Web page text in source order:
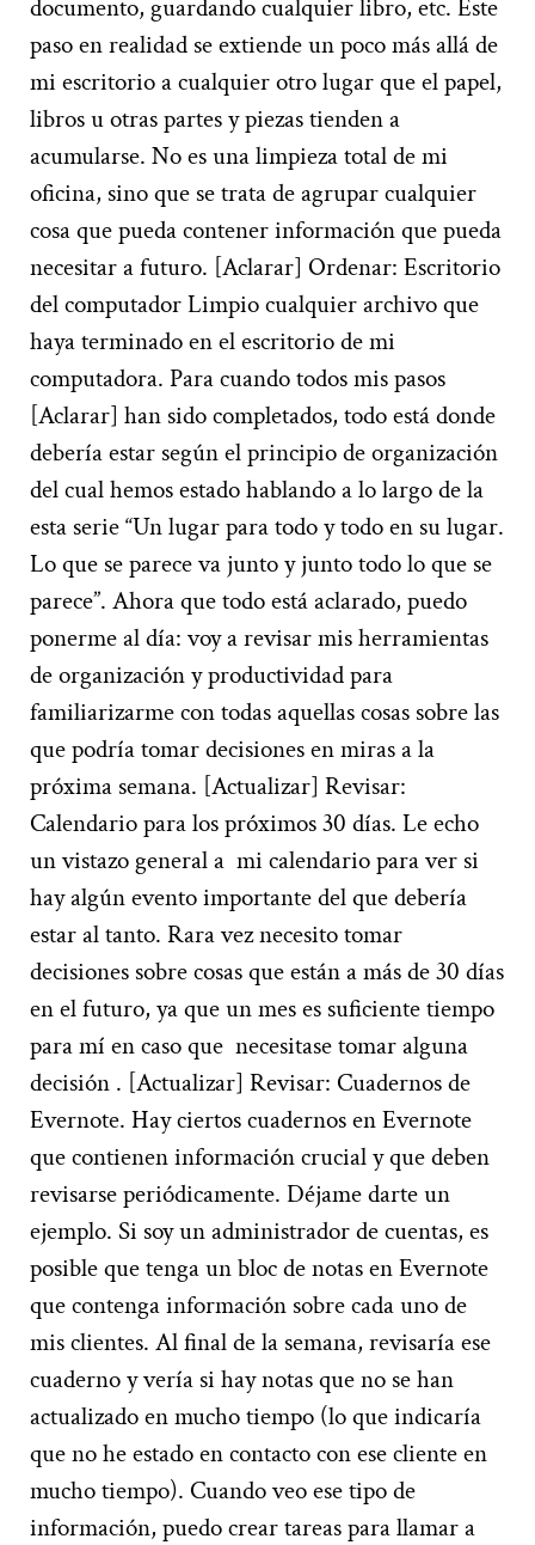
documento, guardando cualquier libro, etc. Este
paso en realidad se extiende un poco más allá de
mi escritorio a cualquier otro lugar que el papel,
libros u otras partes y piezas tienden a
acumularse. No es una limpieza total de mi
oficina, sino que se trata de agrupar cualquier
cosa que pueda contener información que pueda
necesitar a futuro. [Aclarar] Ordenar: Escritorio
del computador Limpio cualquier archivo que
haya terminado en el escritorio de mi
computadora. Para cuando todos mis pasos
[Aclarar] han sido completados, todo está donde
debería estar según el principio de organización
del cual hemos estado hablando a lo largo de la
esta serie “Un lugar para todo y todo en su lugar.
Lo que se parece va junto y junto todo lo que se
parece”. Ahora que todo está aclarado, puedo
ponerme al día: voy a revisar mis herramientas
de organización y productividad para
familiarizarme con todas aquellas cosas sobre las
que podría tomar decisiones en miras a la
próxima semana. [Actualizar] Revisar:
Calendario para los próximos 30 días. Le echo
un vistazo general a mi calendario para ver si
hay algún evento importante del que debería
estar al tanto. Rara vez necesito tomar
decisiones sobre cosas que están a más de 30 días
en el futuro, ya que un mes es suficiente tiempo
para mí en caso que necesitase tomar alguna
decisión . [Actualizar] Revisar: Cuadernos de
Evernote. Hay ciertos cuadernos en Evernote
que contienen información crucial y que deben
revisarse periódicamente. Déjame darte un
ejemplo. Si soy un administrador de cuentas, es
posible que tenga un bloc de notas en Evernote
que contenga información sobre cada uno de
mis clientes. Al final de la semana, revisaría ese
cuaderno y vería si hay notas que no se han
actualizado en mucho tiempo (lo que indicaría
que no he estado en contacto con ese cliente en
mucho tiempo). Cuando veo ese tipo de
información, puedo crear tareas para llamar a